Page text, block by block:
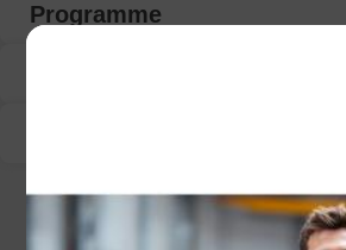
Programme
CECI POURRAIT VOUS